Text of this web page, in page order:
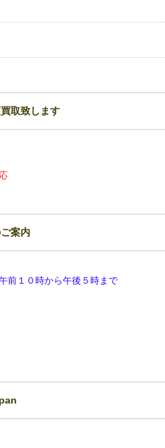
取致します
案内
前１０時から午後５時まで